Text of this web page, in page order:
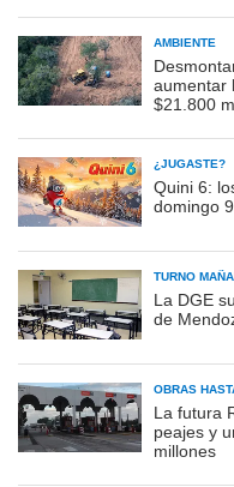
AMBIENTE
aumentar
$21.800
¿JUGASTE?
Quini 6:
domingo
TURNO
La DGE
de
OBRAS
La futura
peajes y
millones